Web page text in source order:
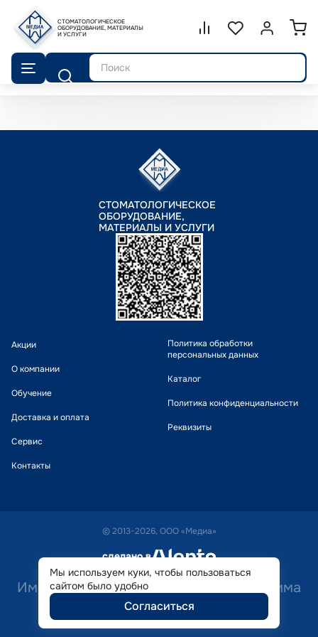
СТОМАТОЛОГИЧЕСКОЕ
ОБОРУДОВАНИЕ, МАТЕРИАЛЫ
И УСЛУГИ
Сравнение.
СписокВойти или
Поиск
СТОМАТОЛОГИЧЕСКОЕ
ОБОРУДОВАНИЕ,
МАТЕРИАЛЫ И УСЛУГИ
Акции
О компании
Обучение
Доставка и оплата
Сервис
Контакты
Политика обработки
персональных данных
Каталог
Политика конфиденциальности
Реквизиты
© 2013-2026, ООО «Медиа»
сделано в alente
Имеются противопоказания. Необходима
консультация специалиста.
Мы используем куки, чтобы пользоваться
сайтом было удобно
Согласиться